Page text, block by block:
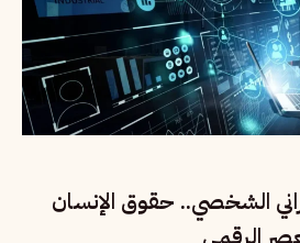
الشخصي.. حقوق الإنسان
الرقمي